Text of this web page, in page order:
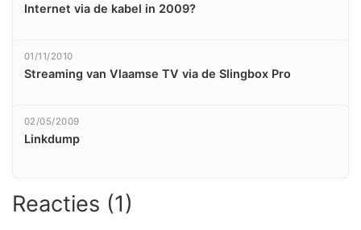
Internet via de kabel in 2009?
01/11/2010
Streaming van Vlaamse TV via de Slingbox Pro
02/05/2009
Linkdump
Reacties (1)